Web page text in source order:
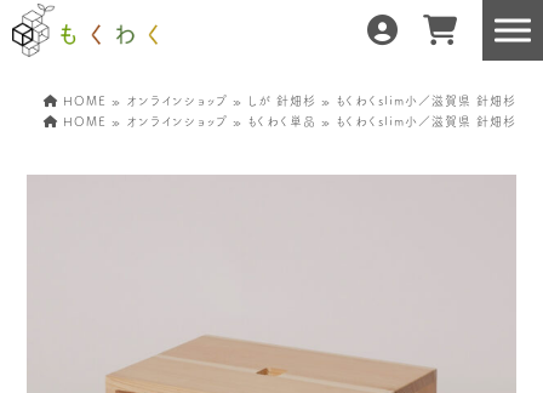
もくわくだけの特徴 地域の職人の手仕事で
産地・製造所紹介 樹種紹介
HOME » オンラインショップ » しが 針畑杉 » もくわくslim小／滋賀県 針畑杉
HOME » オンラインショップ » もくわく単品 » もくわくslim小／滋賀県 針畑杉